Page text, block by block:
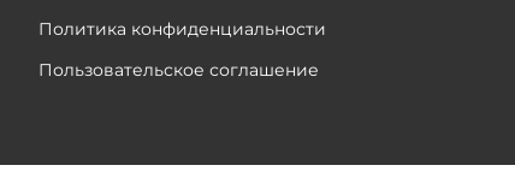
Политика конфиденциальности
Пользовательское соглашение